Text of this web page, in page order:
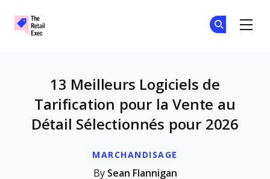
MARCHANDISAGE
13 Meilleurs Logiciels de
Tarification pour la Vente au
Détail Sélectionnés pour 2026
By Sean Flannigan